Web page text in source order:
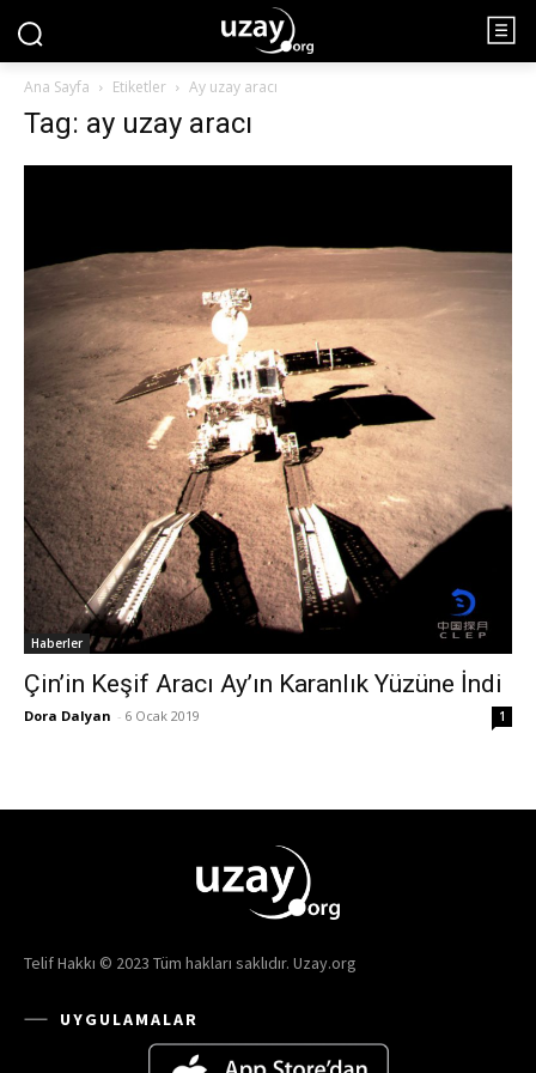
Ana Sayfa Etiketler Ay uzay aracı
Tag: ay uzay aracı
Haberler
Çin’in Keşif Aracı Ay’ın Karanlık Yüzüne İndi
Dora Dalyan - 6 Ocak 2019 1
Telif Hakkı © 2023 Tüm hakları saklıdır. Uzay.org
UYGULAMALAR